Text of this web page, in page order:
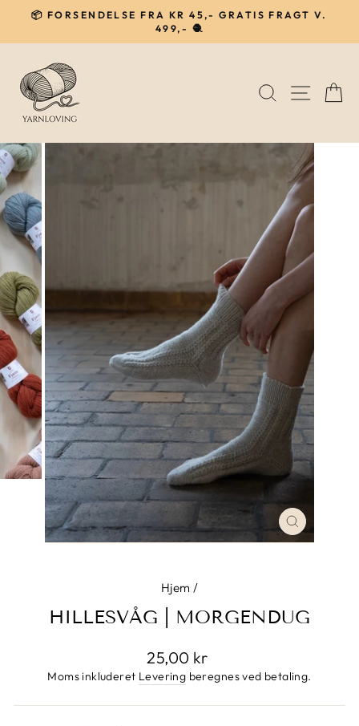
indhold
Pause
📦 FORSENDELSE FRA KR 45,- GRATIS FRAGT V.
499,- 🧶
SØG
LUK
Hjem /
HILLESVÅG | MORGENDUG
Normalpris
25,00 kr
Moms inkluderet Levering beregnes ved betaling.